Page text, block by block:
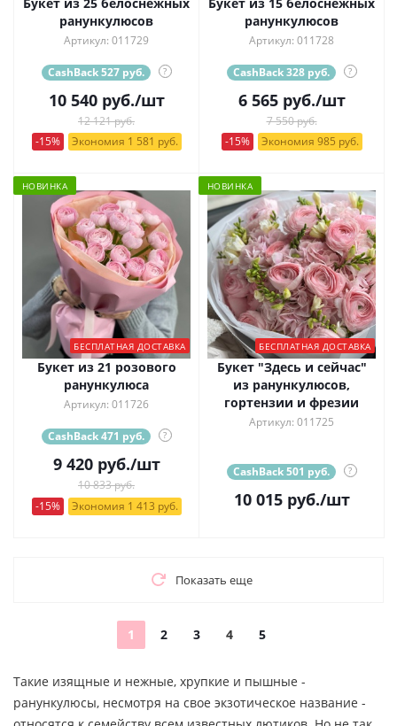
ранункулюсов
Артикул: 011729
CashBack 527 руб. ?
10 540руб./шт
12 121 руб.
-15%
Экономия 1 581 руб.
ранункулюсов
Артикул: 011728
CashBack 328 руб. ?
6 565руб./шт
7 550 руб.
-15%
Экономия 985 руб.
НОВИНКА
БЕСПЛАТНАЯ ДОСТАВКА
Букет из 21 розового
ранункулюса
Артикул: 011726
CashBack 471 руб. ?
9 420руб./шт
10 833 руб.
-15%
Экономия 1 413 руб.
НОВИНКА
БЕСПЛАТНАЯ ДОСТАВКА
Букет "Здесь и сейчас"
из ранункулюсов,
гортензии и фрезии
Артикул: 011725
CashBack 501 руб. ?
10 015руб./шт
Показать еще
1 2 3 4 5
Такие изящные и нежные, хрупкие и пышные -
ранункулюсы, несмотря на свое экзотическое название -